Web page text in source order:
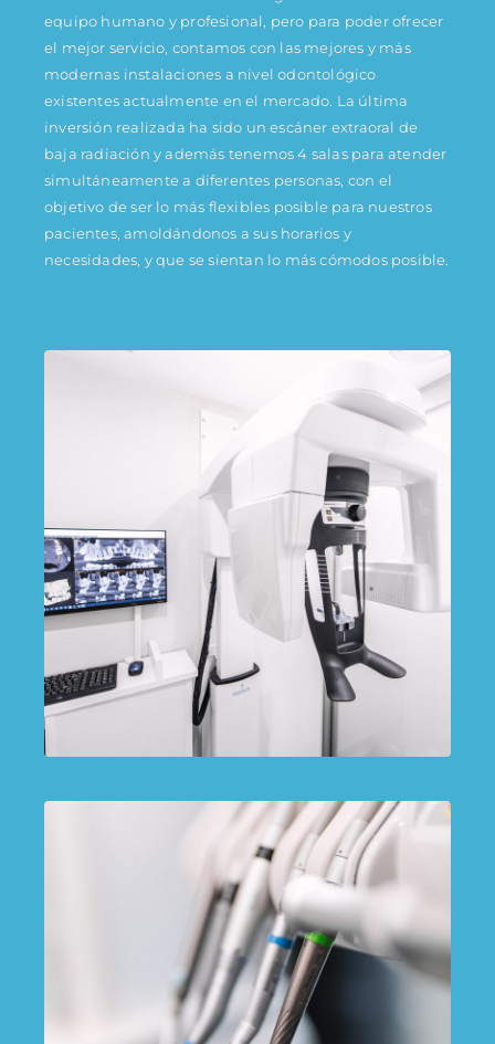
equipo humano y profesional, pero para poder ofrecer
el mejor servicio, contamos con las mejores y más
modernas instalaciones a nivel odontológico
existentes actualmente en el mercado. La última
inversión realizada ha sido un escáner extraoral de
baja radiación y además tenemos 4 salas para atender
simultáneamente a diferentes personas, con el
objetivo de ser lo más flexibles posible para nuestros
pacientes, amoldándonos a sus horarios y
necesidades, y que se sientan lo más cómodos posible.